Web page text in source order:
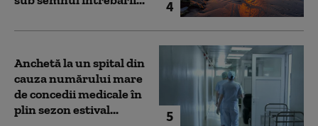
4
5
Anchetă la un spital din
cauza numărului mare
de concedii medicale în
plin sezon estival...